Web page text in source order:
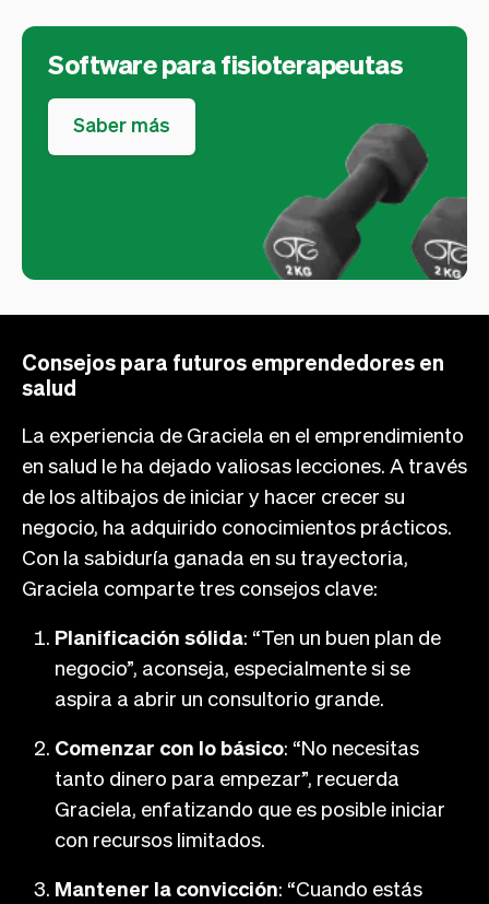
Software para fisioterapeutas
Saber más
Consejos para futuros emprendedores en
salud
La experiencia de Graciela en el emprendimiento
en salud le ha dejado valiosas lecciones. A través
de los altibajos de iniciar y hacer crecer su
negocio, ha adquirido conocimientos prácticos.
Con la sabiduría ganada en su trayectoria,
Graciela comparte tres consejos clave:
Planificación sólida: “Ten un buen plan de
negocio”, aconseja, especialmente si se
aspira a abrir un consultorio grande.
Comenzar con lo básico: “No necesitas
tanto dinero para empezar”, recuerda
Graciela, enfatizando que es posible iniciar
con recursos limitados.
Mantener la convicción: “Cuando estás